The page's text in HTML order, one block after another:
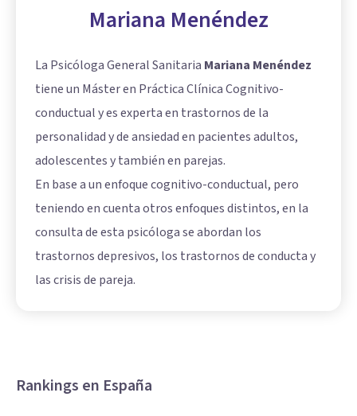
Mariana Menéndez
La Psicóloga General Sanitaria Mariana Menéndez
tiene un Máster en Práctica Clínica Cognitivo-
conductual y es experta en trastornos de la
personalidad y de ansiedad en pacientes adultos,
adolescentes y también en parejas.
En base a un enfoque cognitivo-conductual, pero
teniendo en cuenta otros enfoques distintos, en la
consulta de esta psicóloga se abordan los
trastornos depresivos, los trastornos de conducta y
las crisis de pareja.
Rankings en España